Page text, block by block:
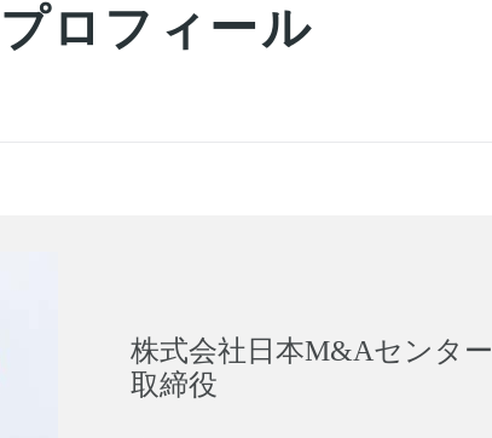
ロフィール
株式会社日本M&Aセンター
取締役